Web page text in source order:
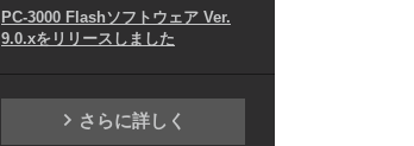
PC-3000 Flashソフトウェア Ver.
9.0.xをリリースしました
さらに詳しく